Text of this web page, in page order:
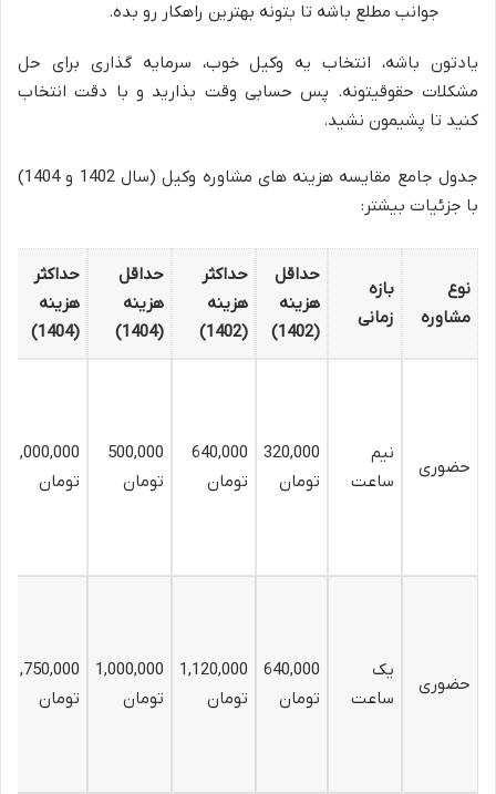
جوانب مطلع باشه تا بتونه بهترین راهکار رو بده.
یادتون باشه، انتخاب یه وکیل خوب، سرمایه گذاری برای حل
مشکلات حقوقیتونه. پس حسابی وقت بذارید و با دقت انتخاب
کنید تا پشیمون نشید.
جدول جامع مقایسه هزینه های مشاوره وکیل (سال 1402 و 1404)
با جزئیات بیشتر:
نوع
مشاوره
بازه
زمانی
حداقل
هزینه
(1402)
حداکثر
هزینه
(1402)
حداقل
هزینه
(1404)
حداکثر
هزینه
(1404)
حضوری
نیم
ساعت
320,000
تومان
640,000
تومان
500,000
تومان
1,000,000
تومان
حضوری
یک
ساعت
640,000
تومان
1,120,000
تومان
1,000,000
تومان
1,750,000
تومان